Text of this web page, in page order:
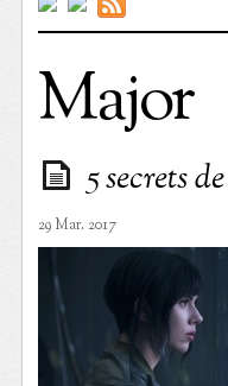
Major
5 secrets
29 Mar. 2017